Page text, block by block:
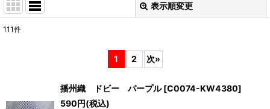
表示順変更
111件
1 2 次»
播州織 ドビー パープル [C0074-KW4380]
590円(税込)